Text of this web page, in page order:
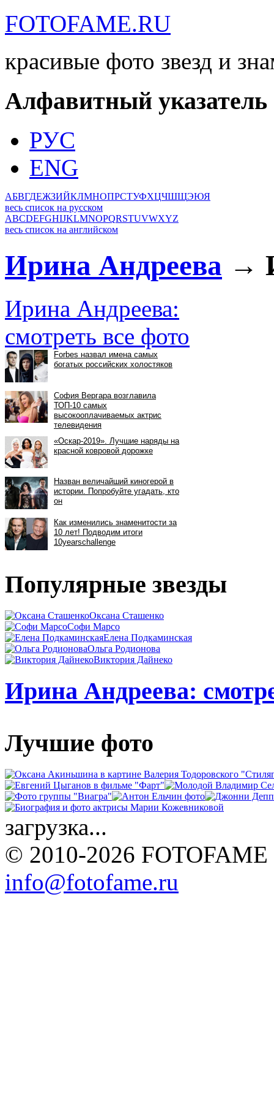
FOTOFAME.RU
красивые фото звезд и
Алфавитный указатель
РУС
ENG
АБВГДЕЖЗИЙКЛМНОПРСТУФХЦЧШЩЭЮЯ
весь список на русском
ABCDEFGHIJKLMNOPQRSTUVWXYZ
весь список на английском
Ирина Андреева →
Ирина Андреева:
смотреть все фото
Популярные звезды
Оксана Сташенко
Софи Марсо
Елена Подкаминская
Ольга Родионова
Виктория Дайнеко
Ирина Андреева:
Лучшие фото
загрузка...
© 2010-2026 FOTOFAME
info@fotofame.ru